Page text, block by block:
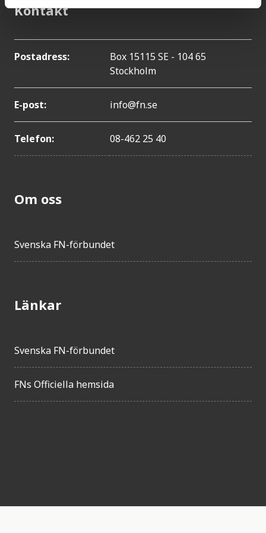
Kontakt
Postadress:
Box 15115 SE - 104 65
Stockholm
E-post: info@fn.se
Telefon: 08-462 25 40
Om oss
Svenska FN-förbundet
Länkar
Svenska FN-förbundet
FNs Officiella hemsida